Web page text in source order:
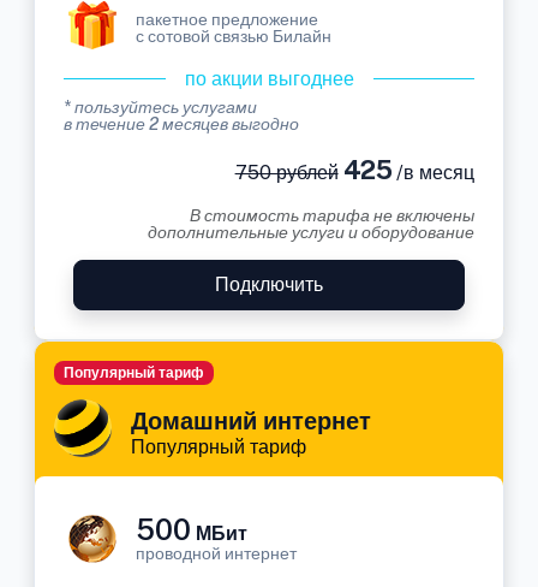
пакетное предложение
с сотовой связью Билайн
по акции выгоднее
* пользуйтесь услугами
в течение 2 месяцев выгодно
750 рублей425 /в месяц
В стоимость тарифа не включены
дополнительные услуги и оборудование
Подключить
Домашний интернет
Популярный тариф
Популярный тариф
500 МБит
проводной интернет